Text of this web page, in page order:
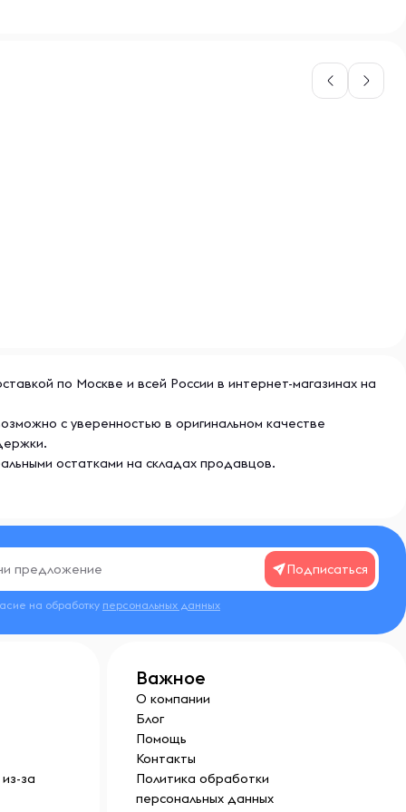
по Москве и всей России в интернет-магазинах на
с уверенностью в оригинальном качестве
остатками на складах продавцов.
Подписаться
на обработку персональных данных
за
Важное
О компании
Блог
Помощь
Контакты
Политика обработки
персональных данных